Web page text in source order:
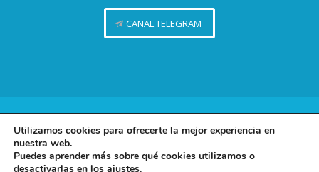
CANAL TELEGRAM
Concejalía de Juventud (Ayuntamiento de Cáceres)
Facebook
TwitterTelegram
Política de privacidad
Utilizamos cookies para ofrecerte la mejor experiencia en
nuestra web.
Puedes aprender más sobre qué cookies utilizamos o
desactivarlas en los ajustes.